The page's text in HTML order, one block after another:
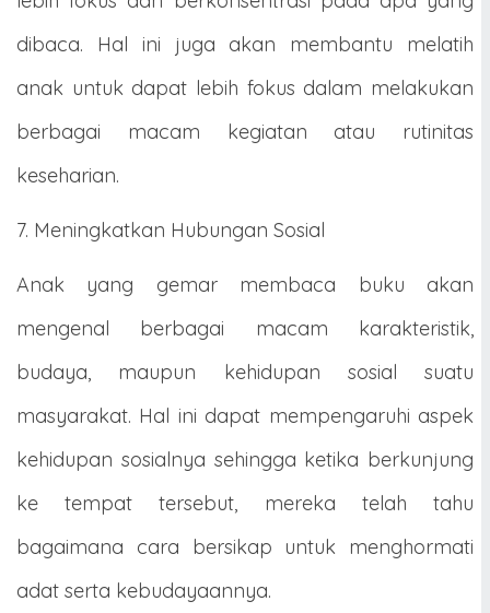
dibaca. Hal ini juga akan membantu melatih
anak untuk dapat lebih fokus dalam melakukan
berbagai macam kegiatan atau rutinitas
keseharian.
7. Meningkatkan Hubungan Sosial
Anak yang gemar membaca buku akan
mengenal berbagai macam karakteristik,
budaya, maupun kehidupan sosial suatu
masyarakat. Hal ini dapat mempengaruhi aspek
kehidupan sosialnya sehingga ketika berkunjung
ke tempat tersebut, mereka telah tahu
bagaimana cara bersikap untuk menghormati
adat serta kebudayaannya.